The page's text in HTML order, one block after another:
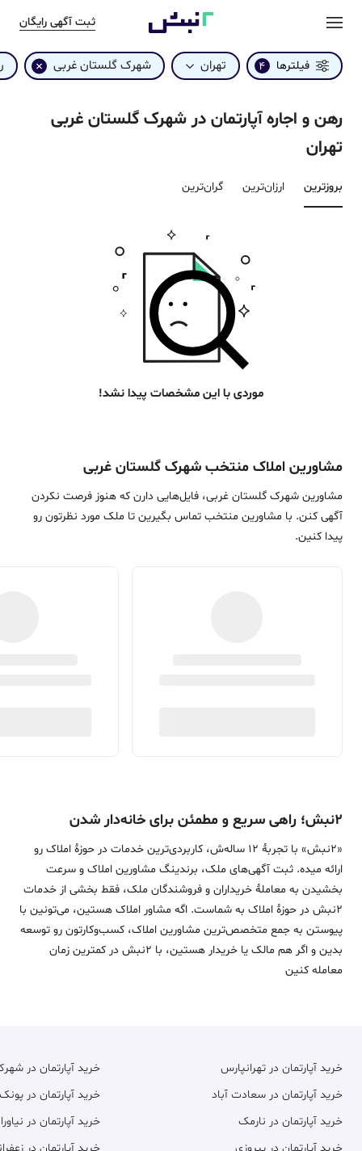
ثبت آگهی رایگان
فیلترها 4 تهران شهرک گلستان غربی
رهن و اجاره آپارتمان در شهرک گلستان غربی
تهران
بروزترین‌ ارزان‌ترین گران‌ترین
موردی با این مشخصات پیدا نشد!
مشاورین املاک منتخب شهرک گلستان غربی
مشاورین شهرک گلستان غربی، فایل‌هایی دارن که هنوز فرصت نکردن
آگهی کنن. با مشاورین منتخب تماس بگیرین تا ملک مورد نظرتون رو
پیدا کنین.
۲نبش؛ راهی سریع و مطمئن برای خانه‌دار شدن
«2نبش» با تجربۀ 12 ساله‌ش، کاربردی‌ترین خدمات در حوزۀ املاک رو
ارائه میده. ثبت آگهی‌های ملک، برندینگ مشاورین املاک و سرعت
بخشیدن به معاملۀ خریداران و فروشندگان ملک، فقط بخشی از خدمات
2نبش در حوزۀ املاک به شماست. اگه مشاور املاک هستین، می‌تونین با
پیوستن به جمع متخصص‌ترین مشاورین املاک، کسب‌وکارتون رو توسعه
بدین و اگر هم مالک یا خریدار هستین، با 2نبش در کمترین زمان
معامله‌ کنین
خرید آپارتمان در تهرانپارس
خرید آپارتمان در سعادت آباد
خرید آپارتمان در نارمک
خرید آپارتمان در
خرید آپارتمان در
خرید آپارتمان در